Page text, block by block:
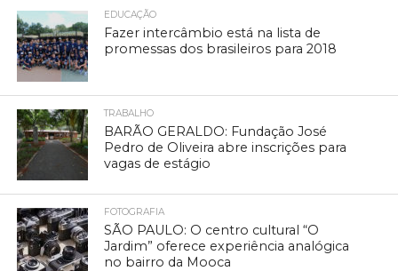
EDUCAÇÃO
Fazer intercâmbio está na lista de
promessas dos brasileiros para 2018
TRABALHO
BARÃO GERALDO: Fundação José
Pedro de Oliveira abre inscrições para
vagas de estágio
FOTOGRAFIA
SÃO PAULO: O centro cultural “O
Jardim” oferece experiência analógica
no bairro da Mooca